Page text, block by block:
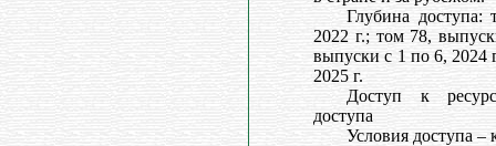
Глубина
2022 г.; том 78,
выпуски с 1 по 6, 2024
2025 г.
Доступ к
доступа
Условия доступа –